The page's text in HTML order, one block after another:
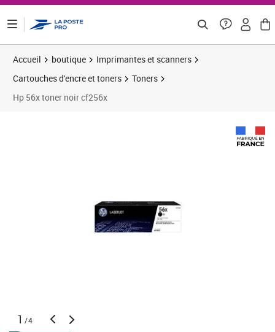
Accueil boutique
Imprimantes et scanners
Cartouches d'encre et toners
Toners
Hp 56x toner noir cf256x
1 /4